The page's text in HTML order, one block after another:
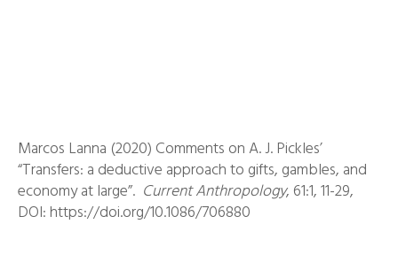
Marcos Lanna (2020) Comments on A. J. Pickles’
“Transfers: a deductive approach to gifts, gambles, and
economy at large”. Current Anthropology, 61:1, 11-29,
DOI: https://doi.org/10.1086/706880